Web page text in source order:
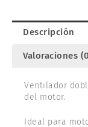
15
Descripción
Valoraciones
Ventilador
del motor.
Ideal para